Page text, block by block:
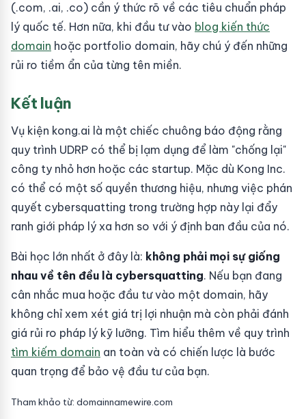
(.com, .ai, .co) cần ý thức rõ về các tiêu chuẩn pháp
lý quốc tế. Hơn nữa, khi đầu tư vào blog kiến thức
domain hoặc portfolio domain, hãy chú ý đến những
rủi ro tiềm ẩn của từng tên miền.
Kết luận
Vụ kiện kong.ai là một chiếc chuông báo động rằng
quy trình UDRP có thể bị lạm dụng để làm "chống lại"
công ty nhỏ hơn hoặc các startup. Mặc dù Kong Inc.
có thể có một số quyền thương hiệu, nhưng việc phán
quyết cybersquatting trong trường hợp này lại đẩy
ranh giới pháp lý xa hơn so với ý định ban đầu của nó.
Bài học lớn nhất ở đây là: không phải mọi sự giống
nhau về tên đều là cybersquatting. Nếu bạn đang
cân nhắc mua hoặc đầu tư vào một domain, hãy
không chỉ xem xét giá trị lợi nhuận mà còn phải đánh
giá rủi ro pháp lý kỹ lưỡng. Tìm hiểu thêm về quy trình
tìm kiếm domain an toàn và có chiến lược là bước
quan trọng để bảo vệ đầu tư của bạn.
Tham khảo từ: domainnamewire.com